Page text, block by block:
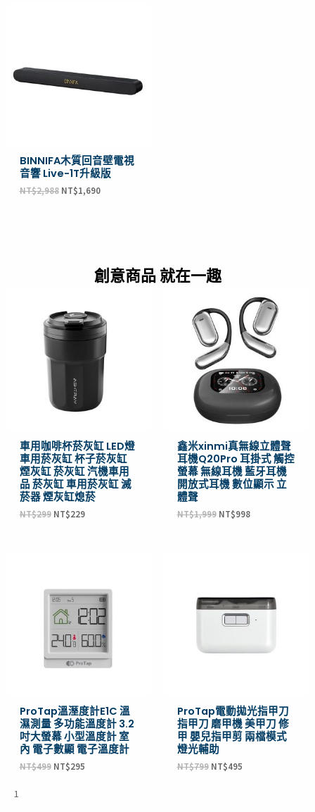
BINNIFA木質回音壁電視
音響 Live-1T升級版
NT$2,988 NT$1,690
創意商品 就在一趣
車用咖啡杯菸灰缸 LED燈
車用菸灰缸 杯子菸灰缸
煙灰缸 菸灰缸 汽機車用
品 菸灰缸 車用菸灰缸 滅
菸器 煙灰缸熄菸
NT$299
價
格：
NT$299。
NT$229
價
格：
NT$229。
鑫米xinmi真無線立體聲
耳機Q20Pro 耳掛式 觸控
螢幕 無線耳機 藍牙耳機
開放式耳機 數位顯示 立
體聲
NT$1,999
價
格：
NT$1,999。
NT$998
前
價
格：
NT$998。
ProTap溫溼度計E1C 溫
濕測量 多功能溫度計 3.2
吋大螢幕 小型溫度計 室
內 電子數顯 電子溫度計
NT$499
格：
NT$499。
NT$295
格：
NT$295。
ProTap電動拋光指甲刀
指甲刀 磨甲機 美甲刀 修
甲 嬰兒指甲剪 兩檔模式
燈光輔助
NT$799
格：
NT$799。
NT$495
格：
NT$495。
1